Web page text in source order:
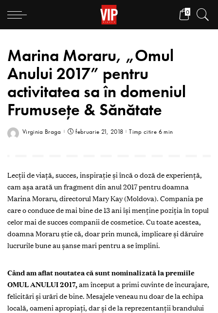
0
Marina Moraru, „Omul
Anului 2017” pentru
activitatea sa în domeniul
Frumuseţe & Sănătate
Virginia Braga februarie 21, 2018 Timp citire 6 min
Lecţii de viaţă, succes, inspiraţie şi încă o doză de experienţă,
cam aşa arată un fragment din anul 2017 pentru doamna
Marina Moraru, directorul Mary Kay (Moldova). Compania pe
care o conduce de mai bine de 13 ani îşi menţine poziţia în topul
celor mai de succes companii de cosmetice. Cu toate acestea,
doamna Moraru ştie că, doar prin muncă, implicare şi dăruire
lucrurile bune au şanse mari pentru a se împlini.
Când am aflat noutatea că sunt nominalizată la premiile
OMUL ANULUI 2017,am început a primi cuvinte de încurajare,
felicitări şi urări de bine. Mesajele veneau nu doar de la echipa
locală, oameni apropiaţi, dar şi de la reprezentanţii brandului